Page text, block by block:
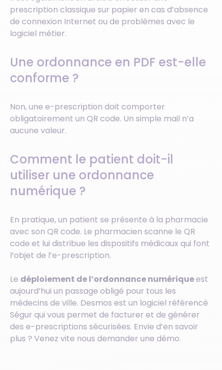
prescription classique sur papier en cas d’absence
de connexion Internet ou de problèmes avec le
logiciel métier.
Une ordonnance en PDF est-elle
conforme ?
Non, une e-prescription doit comporter
obligatoirement un QR code. Un simple mail n’a
aucune valeur.
Comment le patient doit-il
utiliser une ordonnance
numérique ?
En pratique, un patient se présente à la pharmacie
avec son QR code. Le pharmacien scanne le QR
code et lui distribue les dispositifs médicaux qui font
l’objet de l’e-prescription.
Le déploiement de l’ordonnance numériqueest
aujourd’hui un passage obligé pour tous les
médecins de ville. Desmos est un logiciel référencé
Ségur qui vous permet de facturer et de générer
des e-prescriptions sécurisées. Envie d’en savoir
plus ? Venez vite nous demander une démo.